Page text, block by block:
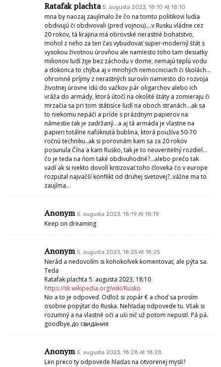
Ratafak plachta 5. augusta 2023, 18:10 At 18:10
mna by naozaj zaujímalo že čo na tomto politikovi ludia
obdivujú či obdivovali (pred vojnou)….v Rusku vládne cez
20 rokov, tá krajina má obrovské nerastné bohatstvo,
mohol z neho za ten čas vybudovať super-moderný štát s
vysokou životnou úrovňou ale namiesto toho tam desiatky
milionov ľudí žije bez záchodu v dome, nemajú teplú vodu
a dokonca to chýba aj v mnohých nemocniciach či školách…
ohromné príjmy z nerastných surovín namiesto do rozvoja
životnej úrovne idú do vačkov pár oligarchov alebo ich
vráža do armády, ktorá útočí na okolité štáty a zomieraju či
mrzačia sa pri tom státisíce ľudí na oboch stranách…ak sa
to niekomu nepáči a príde s prázdnym papierov na
námestie tak je zadržaný…a aj tá armáda je vlastne na
papieri totálne nafúknutá bublina, ktorá používa 50-70
ročnú techniku..ak si porovnám kam sa za 20 rokov
posunula Čína a kam Rusko, tak je to neuveriteľný rozdiel…
čo je teda na ňom také obdivuhodné?…alebo prečo tak
vadí ak si niekto dovolí kritizovať toho človeka čo v europe
rozpútal najvačší konflikt od druhej svetovej?..vážne ma to
zaujíma…
Anonym 5. augusta 2023, 18:19 At 18:19
Keep on dreaming
Anonym 5. augusta 2023, 18:25 At 18:25
Nerád a nedovolím si kohokoľvek komentovať, ale pýta sa.
Teda
Ratafak plachta 5. augusta 2023, 18:10
https://sk.wikipedia.org/wiki/Rusko
No a to je odpoveď. Odlož si zopár € a choď sa prosím
osobne popýtať do Ruska. Nehľadaj odpovede tu. Však si
rozumný a na vlastné oči a uši nič už potom nepustí. Pá pá.
goodbye.до свидания
Anonym 5. augusta 2023, 18:28 At 18:28
Len preco ty odpovede hladas na otvorenej mysli?